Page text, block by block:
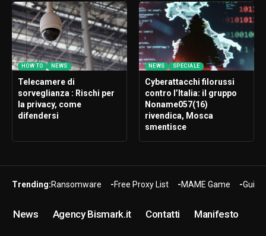
HOW TO NEWS
Telecamere di
sorveglianza : Rischi per
la privacy, come
difendersi
NEWS SPECIALE
Cyberattacchi filorussi
contro l’Italia: il gruppo
Noname057(16)
rivendica, Mosca
smentisce
Trending:Ransomware Free Proxy List MAME Game Guide
News Agency Bismark.it Contatti Manifesto